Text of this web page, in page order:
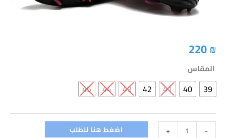
220₪
المقاس
39
40
41
42
43
44
45
-
+ اضغط هنا للطلب